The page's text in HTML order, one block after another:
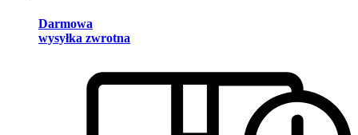
Darmowa
wysyłka zwrotna